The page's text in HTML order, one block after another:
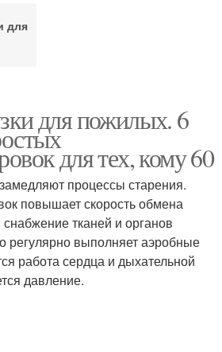
для
для пожилых. 6
для тех, кому 60
процессы старения.
повышает скорость обмена
тканей и органов
регулярно выполняет аэробные
работа сердца и дыхательной
давление.